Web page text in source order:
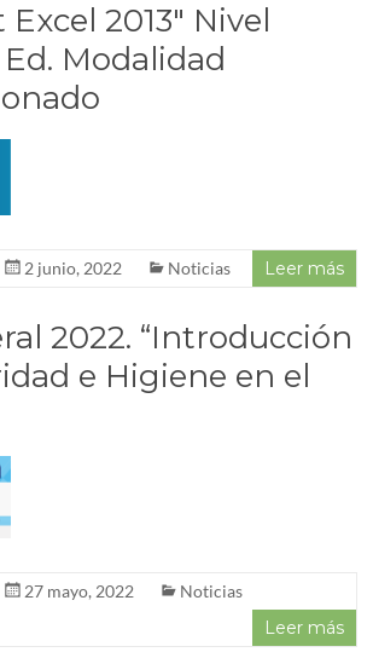
2013″ Nivel
Ed. Modalidad
2 junio, 2022 Noticias Leer más
2022. “Introducción
e Higiene en el
27 mayo, 2022 Noticias
Leer más